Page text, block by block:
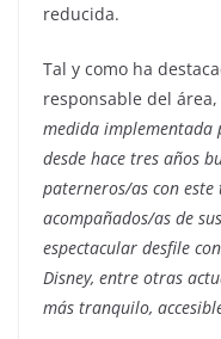
reducida.
Tal y como ha
responsable del
medida implementada
desde hace tres años
paterneros/as con este
acompañados/as de
espectacular desfile
Disney, entre otras
más tranquilo,